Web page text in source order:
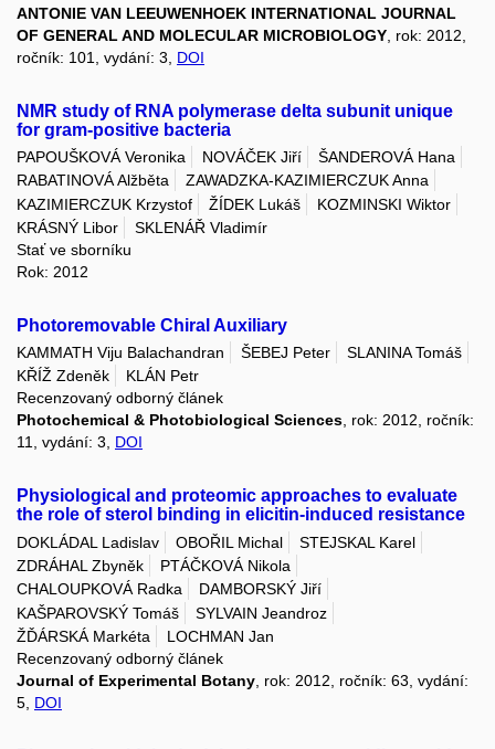
ANTONIE VAN LEEUWENHOEK INTERNATIONAL JOURNAL
OF GENERAL AND MOLECULAR MICROBIOLOGY , rok: 2012,
ročník: 101, vydání: 3, DOI
NMR study of RNA polymerase delta subunit unique
for gram-positive bacteria
PAPOUŠKOVÁ Veronika NOVÁČEK Jiří
ŠANDEROVÁ Hana
RABATINOVÁ Alžběta
ZAWADZKA-KAZIMIERCZUK Anna
KAZIMIERCZUK Krzystof
ŽÍDEK Lukáš
KOZMINSKI Wiktor
KRÁSNÝ Libor
SKLENÁŘ Vladimír
Stať ve sborníku
Rok: 2012
Photoremovable Chiral Auxiliary
KAMMATH Viju Balachandran ŠEBEJ Peter
SLANINA Tomáš
KŘÍŽ Zdeněk
KLÁN Petr
Recenzovaný odborný článek
Photochemical & Photobiological Sciences, rok: 2012, ročník:
11, vydání: 3, DOI
Physiological and proteomic approaches to evaluate
the role of sterol binding in elicitin-induced resistance
DOKLÁDAL Ladislav OBOŘIL Michal
STEJSKAL Karel
ZDRÁHAL Zbyněk
PTÁČKOVÁ Nikola
CHALOUPKOVÁ Radka
DAMBORSKÝ Jiří
KAŠPAROVSKÝ Tomáš
SYLVAIN Jeandroz
ŽĎÁRSKÁ Markéta
LOCHMAN Jan
Recenzovaný odborný článek
Journal of Experimental Botany , rok: 2012, ročník: 63, vydání:
5, DOI